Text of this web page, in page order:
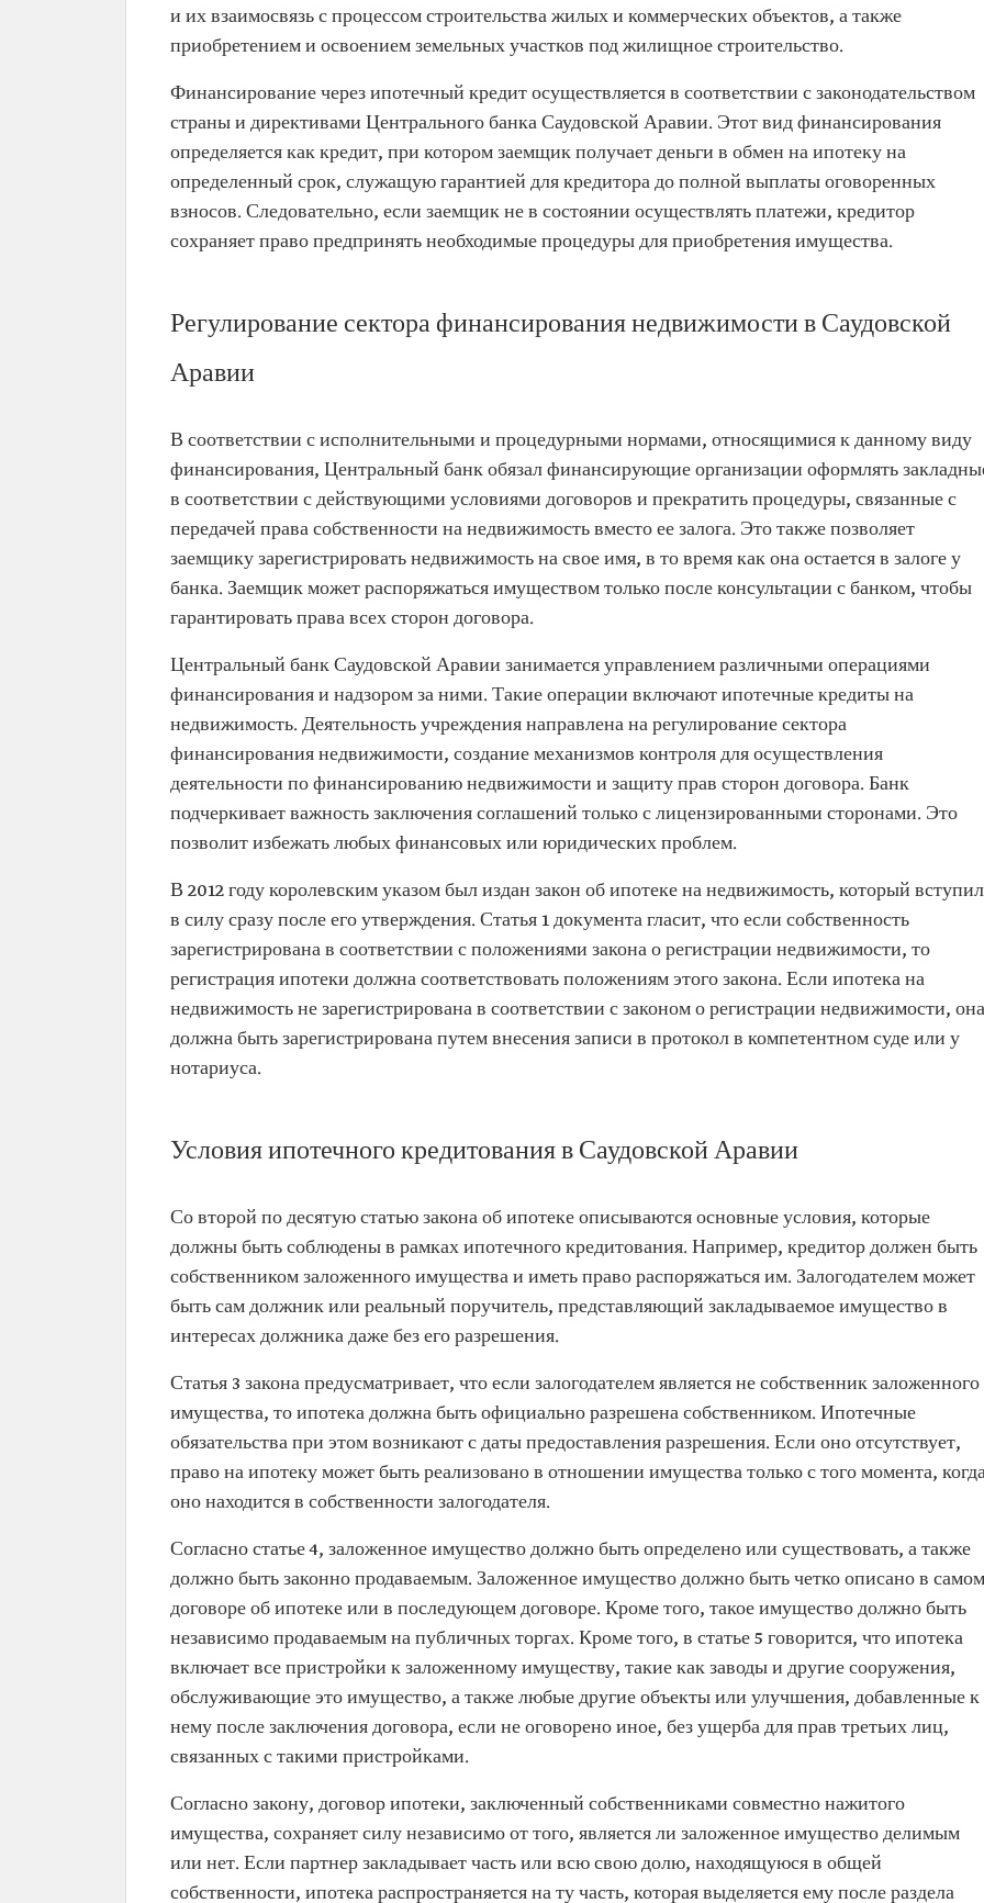
и их взаимосвязь с процессом строительства жилых и коммерческих объектов, а также
приобретением и освоением земельных участков под жилищное строительство.
Финансирование через ипотечный кредит осуществляется в соответствии с законодательством
страны и директивами Центрального банка Саудовской Аравии. Этот вид финансирования
определяется как кредит, при котором заемщик получает деньги в обмен на ипотеку на
определенный срок, служащую гарантией для кредитора до полной выплаты оговоренных
взносов. Следовательно, если заемщик не в состоянии осуществлять платежи, кредитор
сохраняет право предпринять необходимые процедуры для приобретения имущества.
Регулирование сектора финансирования недвижимости в Саудовской
Аравии
В соответствии с исполнительными и процедурными нормами, относящимися к данному виду
финансирования, Центральный банк обязал финансирующие организации оформлять
в соответствии с действующими условиями договоров и прекратить процедуры, связанные с
передачей права собственности на недвижимость вместо ее залога. Это также позволяет
заемщику зарегистрировать недвижимость на свое имя, в то время как она остается в залоге у
банка. Заемщик может распоряжаться имуществом только после консультации с банком, чтобы
гарантировать права всех сторон договора.
Центральный банк Саудовской Аравии занимается управлением различными операциями
финансирования и надзором за ними. Такие операции включают ипотечные кредиты на
недвижимость. Деятельность учреждения направлена на регулирование сектора
финансирования недвижимости, создание механизмов контроля для осуществления
деятельности по финансированию недвижимости и защиту прав сторон договора. Банк
подчеркивает важность заключения соглашений только с лицензированными сторонами. Это
позволит избежать любых финансовых или юридических проблем.
В 2012 году королевским указом был издан закон об ипотеке на недвижимость, который вступил
в силу сразу после его утверждения. Статья 1 документа гласит, что если собственность
зарегистрирована в соответствии с положениями закона о регистрации недвижимости, то
регистрация ипотеки должна соответствовать положениям этого закона. Если ипотека на
недвижимость не зарегистрирована в соответствии с законом о регистрации недвижимости, она
должна быть зарегистрирована путем внесения записи в протокол в компетентном суде или у
нотариуса.
Условия ипотечного кредитования в Саудовской Аравии
Со второй по десятую статью закона об ипотеке описываются основные условия, которые
должны быть соблюдены в рамках ипотечного кредитования. Например, кредитор должен быть
собственником заложенного имущества и иметь право распоряжаться им. Залогодателем может
быть сам должник или реальный поручитель, представляющий закладываемое имущество в
интересах должника даже без его разрешения.
Статья 3 закона предусматривает, что если залогодателем является не собственник заложенного
имущества, то ипотека должна быть официально разрешена собственником. Ипотечные
обязательства при этом возникают с даты предоставления разрешения. Если оно отсутствует,
право на ипотеку может быть реализовано в отношении имущества только с того момента,
оно находится в собственности залогодателя.
Согласно статье 4, заложенное имущество должно быть определено или существовать, а также
должно быть законно продаваемым. Заложенное имущество должно быть четко описано в самом
договоре об ипотеке или в последующем договоре. Кроме того, такое имущество должно быть
независимо продаваемым на публичных торгах. Кроме того, в статье 5 говорится, что ипотека
включает все пристройки к заложенному имуществу, такие как заводы и другие сооружения,
обслуживающие это имущество, а также любые другие объекты или улучшения, добавленные к
нему после заключения договора, если не оговорено иное, без ущерба для прав третьих лиц,
связанных с такими пристройками.
Согласно закону, договор ипотеки, заключенный собственниками совместно нажитого
имущества, сохраняет силу независимо от того, является ли заложенное имущество делимым
или нет. Если партнер закладывает часть или всю свою долю, находящуюся в общей
собственности, ипотека распространяется на ту часть, которая выделяется ему после раздела